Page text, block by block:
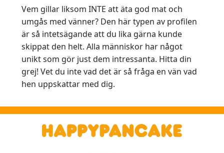
Vem gillar liksom INTE att äta god mat och
umgås med vänner? Den här typen av profilen
är så intetsägande att du lika gärna kunde
skippat den helt. Alla människor har något
unikt som gör just dem intressanta. Hitta din
grej! Vet du inte vad det är så fråga en vän vad
hen uppskattar med dig.